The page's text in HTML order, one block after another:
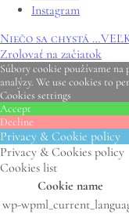
Instagram
Niečo sa chystá …
Zrolovať na začiatok
Súbory cookie používame
analýzy. We use cookies to
Cookies settings
Accept
Decline
Privacy & Cookie policy
Privacy & Cookies policy
Cookies list
Cookie name
wp-